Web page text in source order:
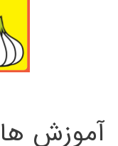
آموزش ها